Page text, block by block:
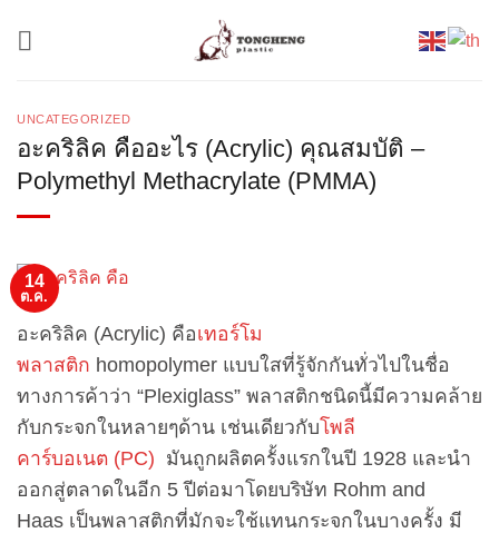
UNCATEGORIZED
อะคริลิค คืออะไร (Acrylic) คุณสมบัติ –
Polymethyl Methacrylate (PMMA)
14
ต.ค.
อะคริลิค (Acrylic) คือเทอร์โม
พลาสติก homopolymer แบบใสที่รู้จักกันทั่วไปในชื่อ
ทางการค้าว่า “Plexiglass” พลาสติกชนิดนี้มีความคล้าย
กับกระจกในหลายๆด้าน เช่นเดียวกับโพลี
คาร์บอเนต (PC) มันถูกผลิตครั้งแรกในปี 1928 และนำ
ออกสู่ตลาดในอีก 5 ปีต่อมาโดยบริษัท Rohm and
Haas เป็นพลาสติกที่มักจะใช้แทนกระจกในบางครั้ง มี